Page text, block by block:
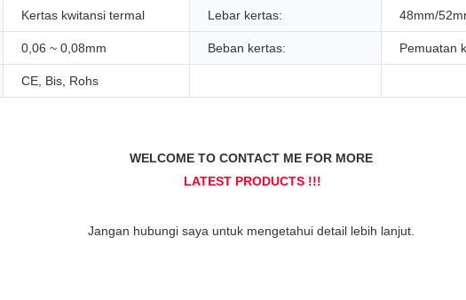
Kertas kwitansi termal Lebar kertas: 48mm/
0,06 ~ 0,08mm Beban kertas: Pemuatan
CE, Bis, Rohs